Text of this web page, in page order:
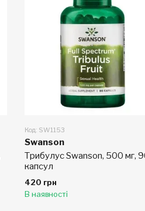
Код: SW1153
Swanson
Трибулус Swanson, 500 мг,
капсул
420 грн
В наявності